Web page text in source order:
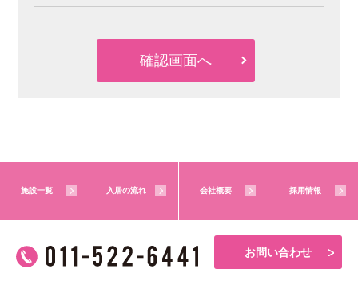
施設一覧 入居の流れ 会社概要 採用情報
お問い合わせ